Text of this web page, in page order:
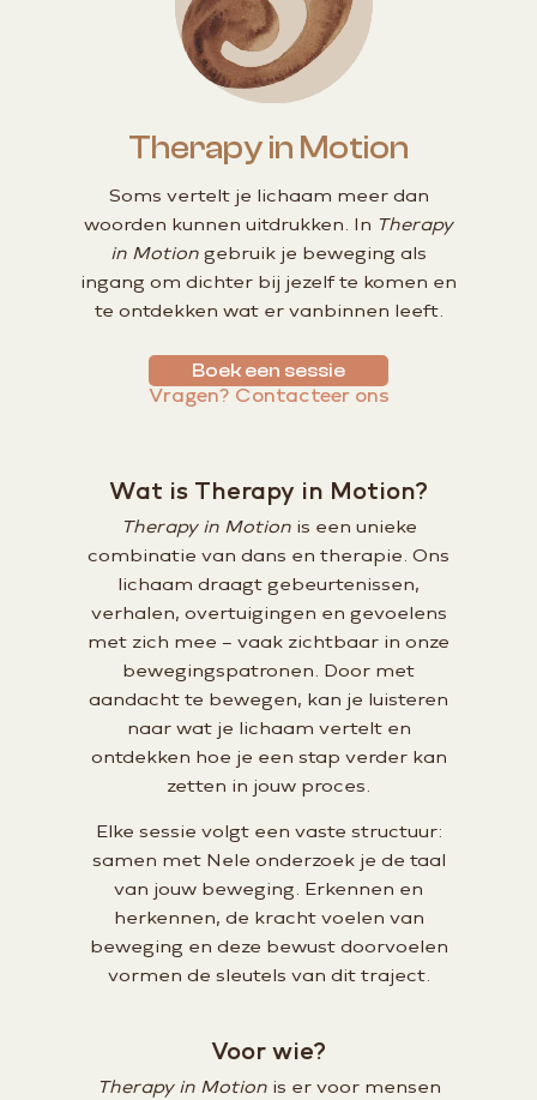
Therapy in Motion
Soms vertelt je lichaam meer dan
woorden kunnen uitdrukken. In Therapy
in Motion gebruik je beweging als
ingang om dichter bij jezelf te komen en
te ontdekken wat er vanbinnen leeft.
Boek een sessie
Vragen? Contacteer ons
Wat is Therapy in Motion?
Therapy in Motionis een unieke
combinatie van dans en therapie. Ons
lichaam draagt gebeurtenissen,
verhalen, overtuigingen en gevoelens
met zich mee – vaak zichtbaar in onze
bewegingspatronen. Door met
aandacht te bewegen, kan je luisteren
naar wat je lichaam vertelt en
ontdekken hoe je een stap verder kan
zetten in jouw proces.
Elke sessie volgt een vaste structuur:
samen met Nele onderzoek je de taal
van jouw beweging. Erkennen en
herkennen, de kracht voelen van
beweging en deze bewust doorvoelen
vormen de sleutels van dit traject.
Voor wie?
Therapy in Motionis er voor mensen